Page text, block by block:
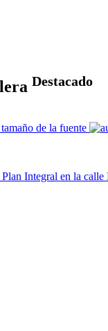
Destacado
de la fuente